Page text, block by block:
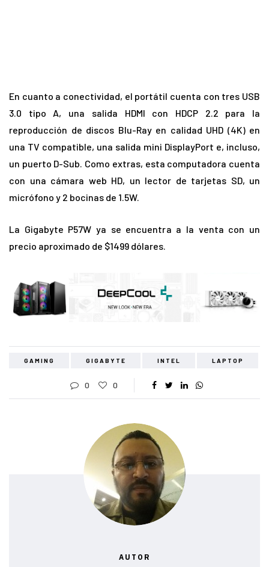
En cuanto a conectividad, el portátil cuenta con tres USB
3.0 tipo A, una salida HDMI con HDCP 2.2 para la
reproducción de discos Blu-Ray en calidad UHD (4K) en
una TV compatible, una salida mini DisplayPort e, incluso,
un puerto D-Sub. Como extras, esta computadora cuenta
con una cámara web HD, un lector de tarjetas SD, un
micrófono y 2 bocinas de 1.5W.
La Gigabyte P57W ya se encuentra a la venta con un
precio aproximado de $1499 dólares.
GAMING GIGABYTE INTEL LAPTOP
0 0
AUTOR